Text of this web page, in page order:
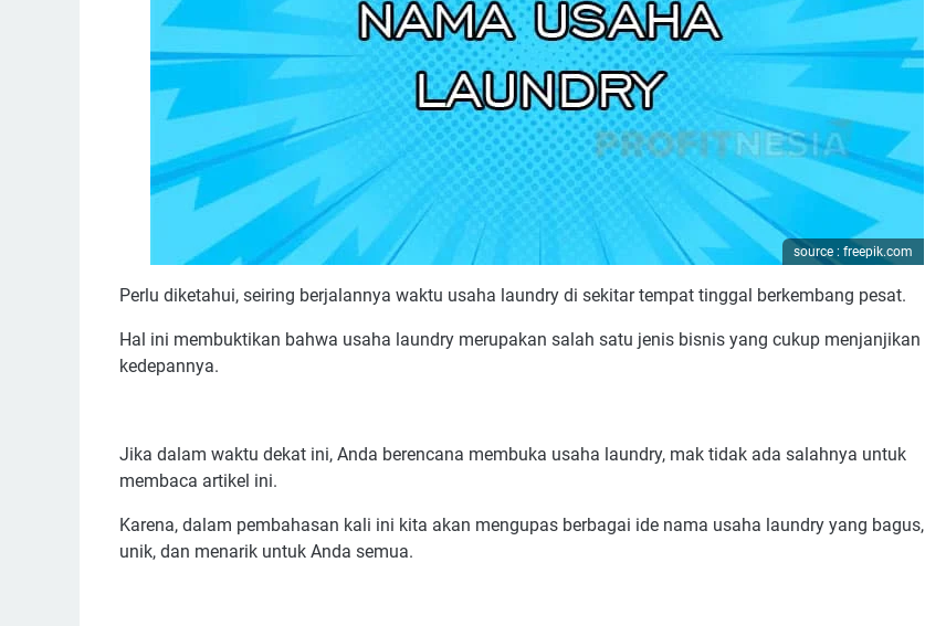
source : freepik.com
Perlu diketahui, seiring berjalannya waktu usaha laundry di sekitar tempat tinggal berkembang pesat.
Hal ini membuktikan bahwa usaha laundry merupakan salah satu jenis bisnis yang cukup menjanjikan
kedepannya.
Jika dalam waktu dekat ini, Anda berencana membuka usaha laundry, mak tidak ada salahnya untuk
membaca artikel ini.
Karena, dalam pembahasan kali ini kita akan mengupas berbagai ide nama usaha laundry yang bagus,
unik, dan menarik untuk Anda semua.